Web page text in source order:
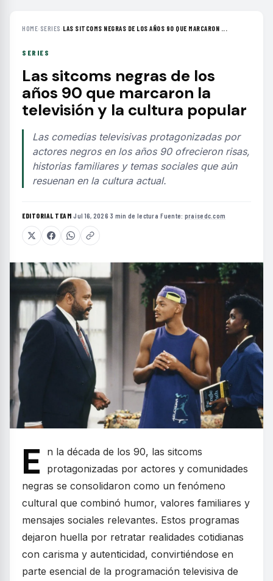
HOME› SERIES ›LAS SITCOMS NEGRAS DE LOS AÑOS 90 QUE MARCARON ...
SERIES
Las sitcoms negras de los
años 90 que marcaron la
televisión y la cultura popular
Las comedias televisivas protagonizadas por
actores negros en los años 90 ofrecieron risas,
historias familiares y temas sociales que aún
resuenan en la cultura actual.
EDITORIAL TEAM·Jul 16, 2026·3 min de lectura·Fuente: praisedc.com
E
n la década de los 90, las sitcoms
protagonizadas por actores y comunidades
negras se consolidaron como un fenómeno
cultural que combinó humor, valores familiares y
mensajes sociales relevantes. Estos programas
dejaron huella por retratar realidades cotidianas
con carisma y autenticidad, convirtiéndose en
parte esencial de la programación televisiva de